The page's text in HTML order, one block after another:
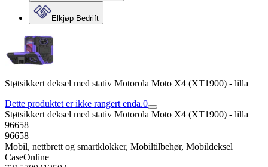
Elkjøp Bedrift
Støtsikkert deksel med stativ Motorola Moto X4 (XT1900) - lilla
Dette produktet er ikke rangert enda.0
Støtsikkert deksel med stativ Motorola Moto X4 (XT1900) - lilla
96658
96658
Mobil, nettbrett og smartklokker, Mobiltilbehør, Mobildeksel
CaseOnline